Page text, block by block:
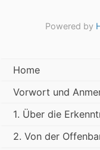
Powered by
Home
Vorwort und
1. Über die
2. Von der